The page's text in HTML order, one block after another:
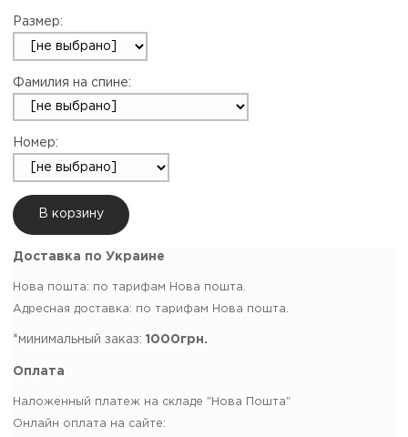
Размер:
Фамилия на спине:
Номер:
В корзину
Доставка по Украине
Нова пошта: по тарифам Нова пошта.
Адресная доставка: по тарифам Нова пошта.
*минимальный заказ: 1000грн.
Оплата
Наложенный платеж на складе "Нова Пошта"
Онлайн оплата на сайте: